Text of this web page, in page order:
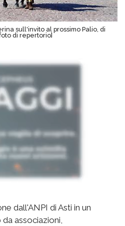
sull'invito al prossimo Palio, di
di repertorio]
dall'ANPI di Asti in un
associazioni,